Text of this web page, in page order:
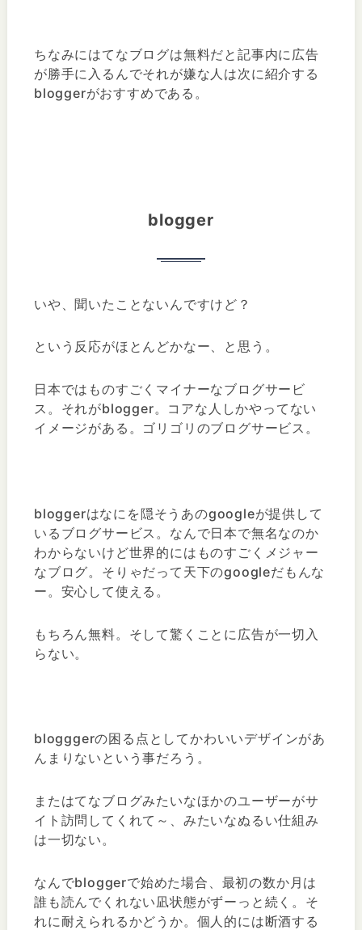
ちなみにはてなブログは無料だと記事内に広告
が勝手に入るんでそれが嫌な人は次に紹介する
bloggerがおすすめである。
blogger
いや、聞いたことないんですけど？
という反応がほとんどかなー、と思う。
日本ではものすごくマイナーなブログサービ
ス。それがblogger。コアな人しかやってない
イメージがある。ゴリゴリのブログサービス。
bloggerはなにを隠そうあのgoogleが提供して
いるブログサービス。なんで日本で無名なのか
わからないけど世界的にはものすごくメジャー
なブログ。そりゃだって天下のgoogleだもんな
ー。安心して使える。
もちろん無料。そして驚くことに広告が一切入
らない。
blogggerの困る点としてかわいいデザインがあ
んまりないという事だろう。
またはてなブログみたいなほかのユーザーがサ
イト訪問してくれて～、みたいなぬるい仕組み
は一切ない。
なんでbloggerで始めた場合、最初の数か月は
誰も読んでくれない凪状態がずーっと続く。そ
れに耐えられるかどうか。個人的には断酒する